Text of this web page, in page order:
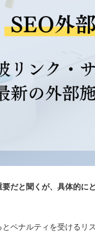
だと聞くが、具体的に
ペナルティを受けるリ